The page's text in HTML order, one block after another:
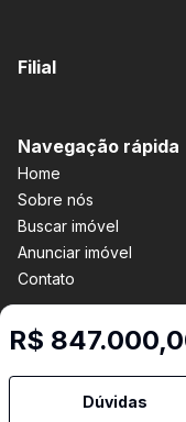
R$
Dúvidas
Filial
Navegação rápida
Home
Sobre nós
Buscar imóvel
Anunciar imóvel
Contato